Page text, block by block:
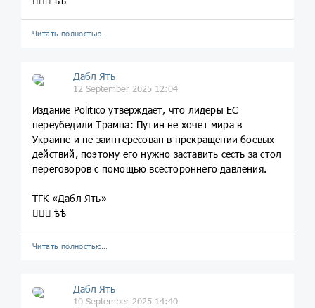
Читать полностью…
Дабл Ять
12 September 2025 12:04
Издание Politico утверждает, что лидеры ЕС
переубедили Трампа: Путин не хочет мира в
Украине и не заинтересован в прекращении боевых
действий, поэтому его нужно заставить сесть за стол
переговоров с помощью всестороннего давления.
ТГК «Дабл Ять»
💁🏼‍♀️ ѣѣ
Читать полностью…
Дабл Ять
10 September 2025 14:40